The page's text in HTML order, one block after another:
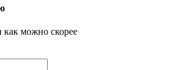
можно скорее